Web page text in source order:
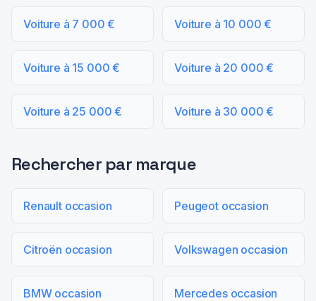
Voiture à 7 000 € Voiture à 10 000 €
Voiture à 15 000 € Voiture à 20 000 €
Voiture à 25 000 € Voiture à 30 000 €
Rechercher par marque
Renault occasion Peugeot occasion
Citroën occasion Volkswagen occasion
BMW occasion Mercedes occasion